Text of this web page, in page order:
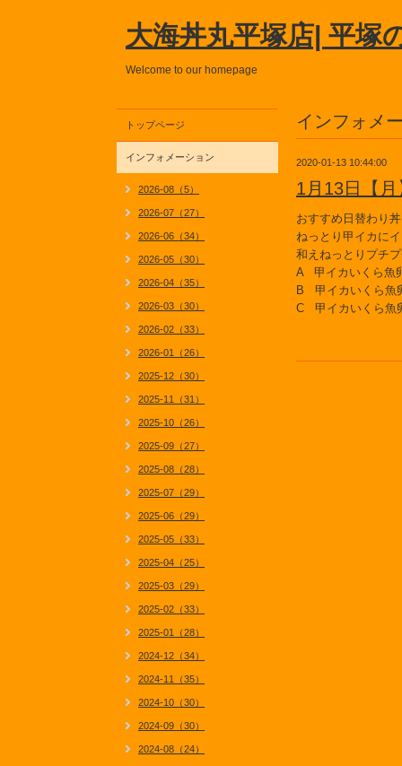
大海丼丸平塚店| 平塚
Welcome to our homepage
インフォメ
2020-01-13 10:44:00
1月13日【
おすすめ日替わり丼
ねっとり甲イカに
和えねっとりプチ
A 甲イカいくら魚
B 甲イカいくら魚
C 甲イカいくら魚
トップページ
インフォメーション
2026-08（5）
2026-07（27）
2026-06（34）
2026-05（30）
2026-04（35）
2026-03（30）
2026-02（33）
2026-01（26）
2025-12（30）
2025-11（31）
2025-10（26）
2025-09（27）
2025-08（28）
2025-07（29）
2025-06（29）
2025-05（33）
2025-04（25）
2025-03（29）
2025-02（33）
2025-01（28）
2024-12（34）
2024-11（35）
2024-10（30）
2024-09（30）
2024-08（24）